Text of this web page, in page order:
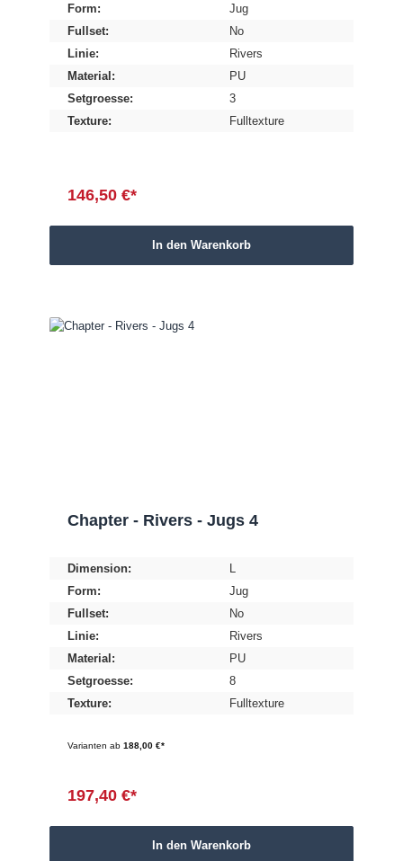
Form:
Jug
Fullset:
No
Linie:
Rivers
Material:
PU
Setgroesse:
3
Texture:
Fulltexture
146,50 €*
In den Warenkorb
Chapter - Rivers - Jugs 4
Dimension:
L
Form:
Jug
Fullset:
No
Linie:
Rivers
Material:
PU
Setgroesse:
8
Texture:
Fulltexture
Varianten ab188,00 €*
197,40 €*
In den Warenkorb